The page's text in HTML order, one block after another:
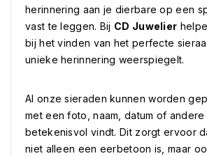
herinnering aan je dierbare op een
vast te leggen. Bij CD Juwelier
bij het vinden van het perfecte
unieke herinnering weerspiegelt.
Al onze sieraden kunnen worden
met een foto, naam, datum of
betekenisvol vindt. Dit zorgt ervoor
niet alleen een eerbetoon is, maar